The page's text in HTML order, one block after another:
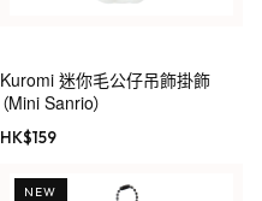
Kuromi 迷你毛公仔吊飾掛飾
（Mini Sanrio）
HK$159
NEW